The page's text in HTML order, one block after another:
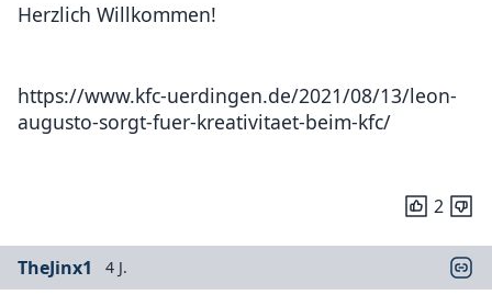
Herzlich Willkommen!
https://www.kfc-uerdingen.de/2021/08/13/leon-
augusto-sorgt-fuer-kreativitaet-beim-kfc/
2
TheJinx1 4 J.